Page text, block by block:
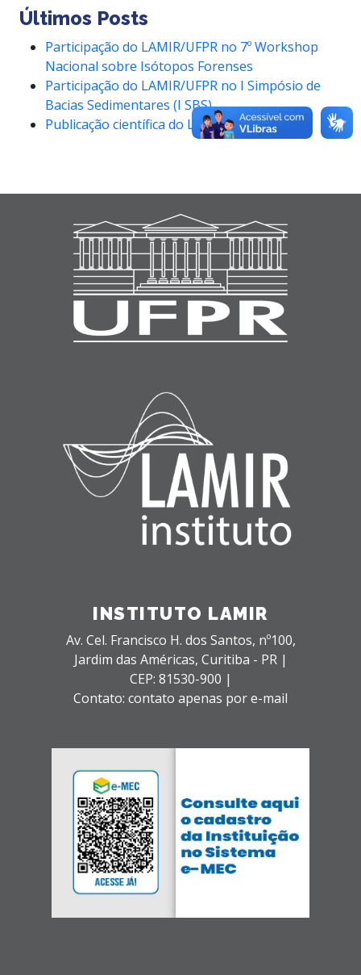
Últimos Posts
Participação do LAMIR/UFPR no 7º Workshop
Nacional sobre Isótopos Forenses
Participação do LAMIR/UFPR no I Simpósio de
Bacias Sedimentares (I SBS)
Publicação científica do LAMIR/UFPR
INSTITUTO LAMIR
Av. Cel. Francisco H. dos Santos, nº100,
Jardim das Américas, Curitiba - PR |
CEP: 81530-900 |
Contato: contato apenas por e-mail